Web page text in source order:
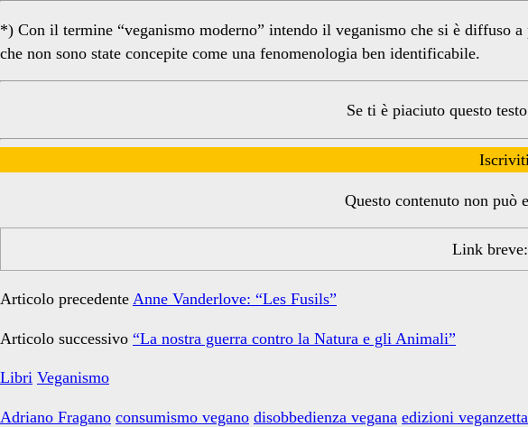
*) Con il termine “veganismo moderno” intendo il veganismo che si è diffuso
che non sono state concepite come una fenomenologia ben identificabile.
Se ti è piaciuto questo testo
Questo contenuto non
Link breve:
Articolo precedente Anne Vanderlove: “Les Fusils”
Articolo successivo “La nostra guerra contro la Natura e gli Animali”
Libri Veganismo
Adriano Fragano consumismo vegano disobbedienza vegana edizioni veganzetta